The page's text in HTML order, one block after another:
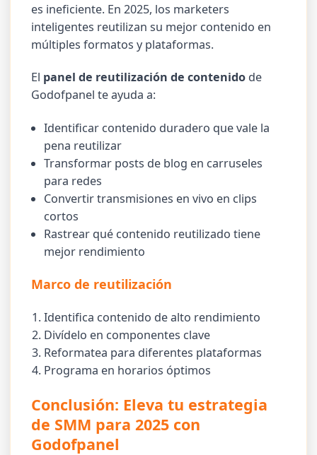
es ineficiente. En 2025, los marketers
inteligentes reutilizan su mejor contenido en
múltiples formatos y plataformas.
El panel de reutilización de contenido de
Godofpanel te ayuda a:
Identificar contenido duradero que vale la
pena reutilizar
Transformar posts de blog en carruseles
para redes
Convertir transmisiones en vivo en clips
cortos
Rastrear qué contenido reutilizado tiene
mejor rendimiento
Marco de reutilización
Identifica contenido de alto rendimiento
Divídelo en componentes clave
Reformatea para diferentes plataformas
Programa en horarios óptimos
Conclusión: Eleva tu estrategia
de SMM para 2025 con
Godofpanel